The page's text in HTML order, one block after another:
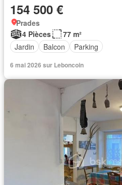
154 500 €
Prades
4 Pièces
77 m²
Jardin
Balcon Parking
6 mai 2026 sur Leboncoin